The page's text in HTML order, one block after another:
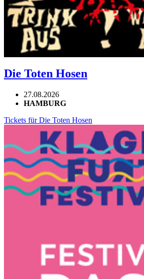
Die Toten Hosen
27.08.2026
HAMBURG
Tickets für Die Toten Hosen